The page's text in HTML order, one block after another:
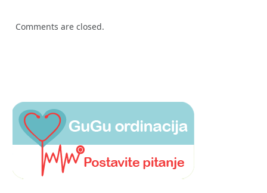
Comments are closed.